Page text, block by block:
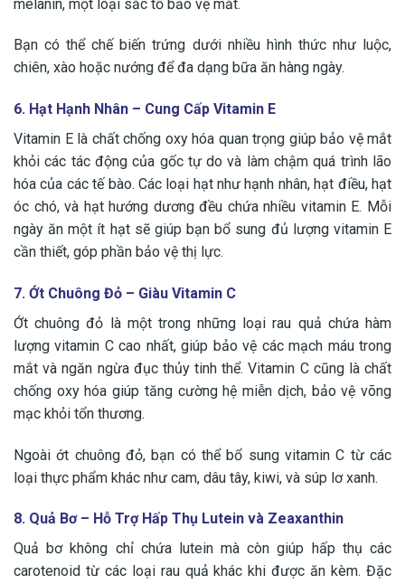
melanin, một loại sắc tố bảo vệ mắt.
Bạn có thể chế biến trứng dưới nhiều hình thức như luộc,
chiên, xào hoặc nướng để đa dạng bữa ăn hàng ngày.
6. Hạt Hạnh Nhân – Cung Cấp Vitamin E
Vitamin E là chất chống oxy hóa quan trọng giúp bảo vệ mắt
khỏi các tác động của gốc tự do và làm chậm quá trình lão
hóa của các tế bào. Các loại hạt như hạnh nhân, hạt điều, hạt
óc chó, và hạt hướng dương đều chứa nhiều vitamin E. Mỗi
ngày ăn một ít hạt sẽ giúp bạn bổ sung đủ lượng vitamin E
cần thiết, góp phần bảo vệ thị lực.
7. Ớt Chuông Đỏ – Giàu Vitamin C
Ớt chuông đỏ là một trong những loại rau quả chứa hàm
lượng vitamin C cao nhất, giúp bảo vệ các mạch máu trong
mắt và ngăn ngừa đục thủy tinh thể. Vitamin C cũng là chất
chống oxy hóa giúp tăng cường hệ miễn dịch, bảo vệ võng
mạc khỏi tổn thương.
Ngoài ớt chuông đỏ, bạn có thể bổ sung vitamin C từ các
loại thực phẩm khác như cam, dâu tây, kiwi, và súp lơ xanh.
8. Quả Bơ – Hỗ Trợ Hấp Thụ Lutein và Zeaxanthin
Quả bơ không chỉ chứa lutein mà còn giúp hấp thụ các
carotenoid từ các loại rau quả khác khi được ăn kèm. Đặc